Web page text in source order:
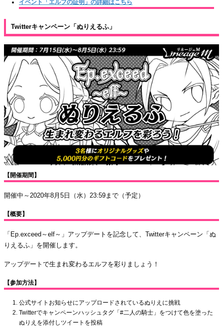
イベント「エルフの証明」の詳細はこちら
Twitterキャンペーン「ぬりえるふ」
【開催期間】
開催中～2020年8月5日（水）23:59まで（予定）
【概要】
「Ep.exceed～elf～」アップデートを記念して、Twitterキャンペーン「ぬ
りえるふ」を開催します。
アップデートで生まれ変わるエルフを彩りましょう！
【参加方法】
公式サイトお知らせにアップロードされているぬりえに挑戦
Twitterでキャンペーンハッシュタグ「#二人の騎士」をつけて色を塗った
ぬりえを添付しツイートを投稿